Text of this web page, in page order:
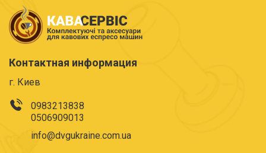
Контактная информация
г. Киев
0983213838
0506909013
info@dvgukraine.com.ua